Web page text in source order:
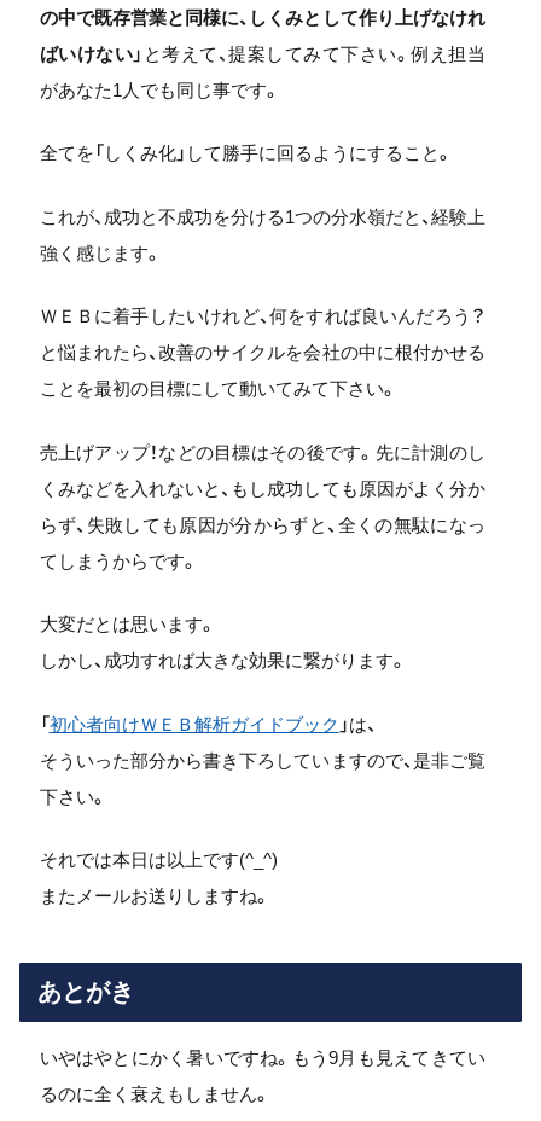
の中で既存営業と同様に、しくみとして作り上げなけれ
ばいけない 」と考えて、提案してみて下さい。例え担当
があなた1人でも同じ事です。
全てを「しくみ化」して勝手に回るようにすること。
これが、成功と不成功を分ける1つの分水嶺だと、経験上
強く感じます。
ＷＥＢに着手したいけれど、何をすれば良いんだろう？
と悩まれたら、改善のサイクルを会社の中に根付かせる
ことを最初の目標にして動いてみて下さい。
売上げアップ！などの目標はその後です。先に計測のし
くみなどを入れないと、もし成功しても原因がよく分か
らず、失敗しても原因が分からずと、全くの無駄になっ
てしまうからです。
大変だとは思います。
しかし、成功すれば大きな効果に繋がります。
「初心者向けＷＥＢ解析ガイドブック 」は、
そういった部分から書き下ろしていますので、是非ご覧
下さい。
それでは本日は以上です(^_^)
またメールお送りしますね。
あとがき
いやはやとにかく暑いですね。もう9月も見えてきてい
るのに全く衰えもしません。